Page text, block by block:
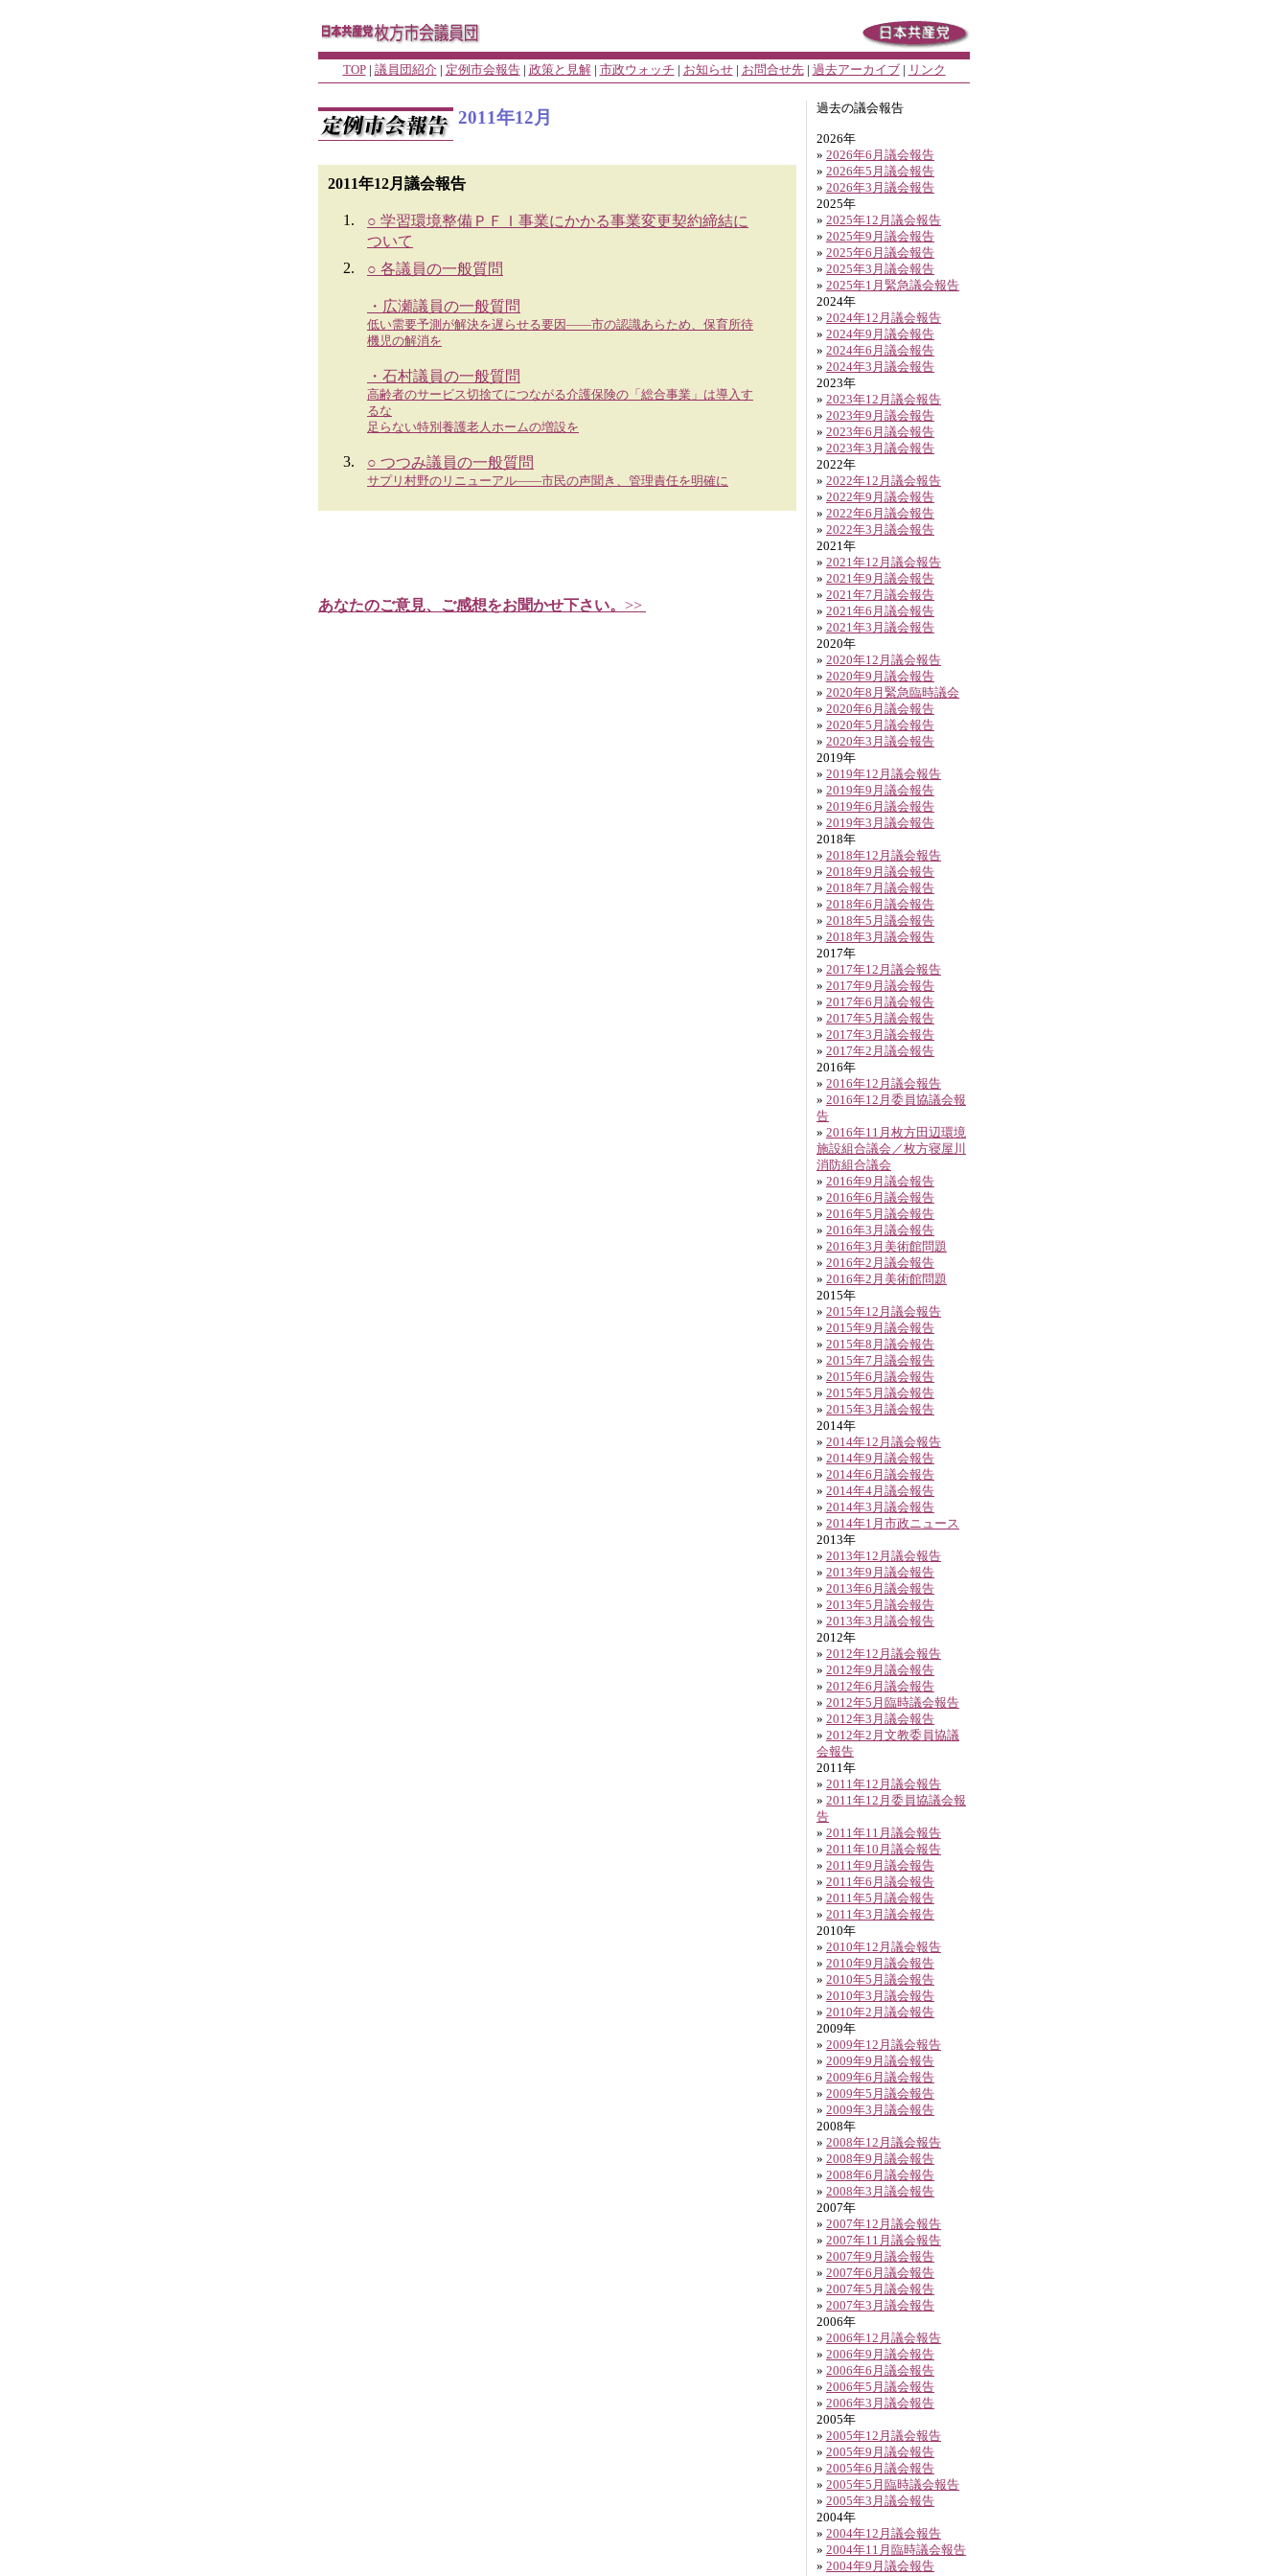
TOP| 議員団紹介| 定例市会報告| 政策と見解| 市政ウォッチ | お知らせ| お問合せ先| 過去アーカイブ| リンク
2011年12月
2011年12月議会報告
1.
○ 学習環境整備ＰＦＩ事業にかかる事業変更契約締結に
ついて
2.
○ 各議員の一般質問
・広瀬議員の一般質問
低い需要予測が解決を遅らせる要因――市の認識あらため、保育所待
機児の解消を
・石村議員の一般質問
高齢者のサービス切捨てにつながる介護保険の「総合事業」は導入す
るな
足らない特別養護老人ホームの増設を
3. ○ つつみ議員の一般質問
サプリ村野のリニューアル――市民の声聞き、管理責任を明確に
あなたのご意見、ご感想をお聞かせ下さい。 >>
過去の議会報告
2026年
» 2026年6月議会報告
» 2026年5月議会報告
» 2026年3月議会報告
2025年
» 2025年12月議会報告
» 2025年9月議会報告
» 2025年6月議会報告
» 2025年3月議会報告
» 2025年1月緊急議会報告
2024年
» 2024年12月議会報告
» 2024年9月議会報告
» 2024年6月議会報告
» 2024年3月議会報告
2023年
» 2023年12月議会報告
» 2023年9月議会報告
» 2023年6月議会報告
» 2023年3月議会報告
2022年
» 2022年12月議会報告
» 2022年9月議会報告
» 2022年6月議会報告
» 2022年3月議会報告
2021年
» 2021年12月議会報告
» 2021年9月議会報告
» 2021年7月議会報告
» 2021年6月議会報告
» 2021年3月議会報告
2020年
» 2020年12月議会報告
» 2020年9月議会報告
» 2020年8月緊急臨時議会
» 2020年6月議会報告
» 2020年5月議会報告
» 2020年3月議会報告
2019年
» 2019年12月議会報告
» 2019年9月議会報告
» 2019年6月議会報告
» 2019年3月議会報告
2018年
» 2018年12月議会報告
» 2018年9月議会報告
» 2018年7月議会報告
» 2018年6月議会報告
» 2018年5月議会報告
» 2018年3月議会報告
2017年
» 2017年12月議会報告
» 2017年9月議会報告
» 2017年6月議会報告
» 2017年5月議会報告
» 2017年3月議会報告
» 2017年2月議会報告
2016年
» 2016年12月議会報告
» 2016年12月委員協議会報
告
» 2016年11月枚方田辺環境
施設組合議会／枚方寝屋川
消防組合議会
» 2016年9月議会報告
» 2016年6月議会報告
» 2016年5月議会報告
» 2016年3月議会報告
» 2016年3月美術館問題
» 2016年2月議会報告
» 2016年2月美術館問題
2015年
» 2015年12月議会報告
» 2015年9月議会報告
» 2015年8月議会報告
» 2015年7月議会報告
» 2015年6月議会報告
» 2015年5月議会報告
» 2015年3月議会報告
2014年
» 2014年12月議会報告
» 2014年9月議会報告
» 2014年6月議会報告
» 2014年4月議会報告
» 2014年3月議会報告
» 2014年1月市政ニュース
2013年
» 2013年12月議会報告
» 2013年9月議会報告
» 2013年6月議会報告
» 2013年5月議会報告
» 2013年3月議会報告
2012年
» 2012年12月議会報告
» 2012年9月議会報告
» 2012年6月議会報告
» 2012年5月臨時議会報告
» 2012年3月議会報告
» 2012年2月文教委員協議
会報告
2011年
» 2011年12月議会報告
» 2011年12月委員協議会報
告
» 2011年11月議会報告
» 2011年10月議会報告
» 2011年9月議会報告
» 2011年6月議会報告
» 2011年5月議会報告
» 2011年3月議会報告
2010年
» 2010年12月議会報告
» 2010年9月議会報告
» 2010年5月議会報告
» 2010年3月議会報告
» 2010年2月議会報告
2009年
» 2009年12月議会報告
» 2009年9月議会報告
» 2009年6月議会報告
» 2009年5月議会報告
» 2009年3月議会報告
2008年
» 2008年12月議会報告
» 2008年9月議会報告
» 2008年6月議会報告
» 2008年3月議会報告
2007年
» 2007年12月議会報告
» 2007年11月議会報告
» 2007年9月議会報告
» 2007年6月議会報告
» 2007年5月議会報告
» 2007年3月議会報告
2006年
» 2006年12月議会報告
» 2006年9月議会報告
» 2006年6月議会報告
» 2006年5月議会報告
» 2006年3月議会報告
2005年
» 2005年12月議会報告
» 2005年9月議会報告
» 2005年6月議会報告
» 2005年5月臨時議会報告
» 2005年3月議会報告
2004年
» 2004年12月議会報告
» 2004年11月臨時議会報告
» 2004年9月議会報告